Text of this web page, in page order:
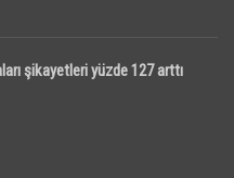
şikayetleri yüzde 127 arttı